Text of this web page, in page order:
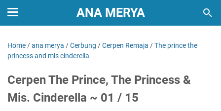
ANA MERYA
Home /ana merya /Cerbung /Cerpen Remaja /The prince the
princess and mis cinderella
Cerpen The Prince, The Princess &
Mis. Cinderella ~ 01 / 15